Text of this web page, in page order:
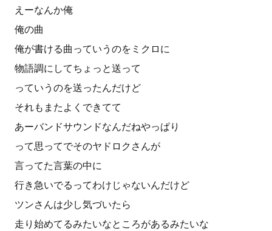
えーなんか俺
俺の曲
俺が書ける曲っていうのをミクロに
物語調にしてちょっと送って
っていうのを送ったんだけど
それもまたよくできてて
あーバンドサウンドなんだねやっぱり
って思ってでそのヤドロクさんが
言ってた言葉の中に
行き急いでるってわけじゃないんだけど
ツンさんは少し気づいたら
走り始めてるみたいなところがあるみたいな